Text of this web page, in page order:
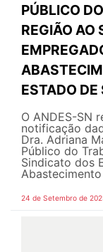
PÚBLICO
REGIÃO AO
ESTADO
O ANDES-SN
notificação
Dra. Adriana
Público do
Sindicato dos
24 de Setembro de